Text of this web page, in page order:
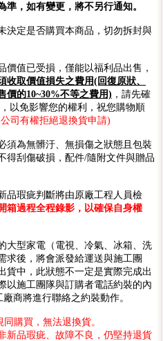
，如有變更，將不另行通知。
決定是否購買本商品，切勿拆封與
值已受損，僅能以福利品出售，
收取價值損失之費用(回復原狀、
價的10~30%不等之費用) ，請先確
以免影響您的權利，祝您購物順
司有權拒絕退換貨申請)
須為無髒汙、無損傷之狀態且包裝
得刮傷破損，配件/隨附文件與贈品
品瑕疵判斷將由原廠工程人員檢
箱過程全程錄影，以確保自身權
大型家電（電視、冷氣、冰箱、洗
求後，將會派發給運送與施工團
貨中，此狀態不一定是實際完成出
以施工團隊與訂購者電話約裝的內
商將進行聯絡之約裝動作。
購買，無法退換貨。
新品瑕疵、故障不良，仍堅持退貨